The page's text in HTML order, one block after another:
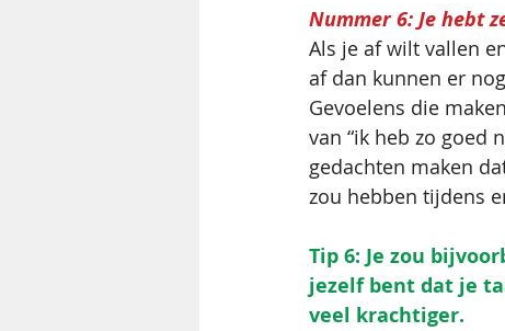
Nummer 6: Je hebt
Als je af wilt vallen
af dan kunnen er
Gevoelens die
van “ik heb zo goed
gedachten maken
zou hebben tijdens
Tip 6: Je zou
jezelf bent dat je
veel krachtiger.